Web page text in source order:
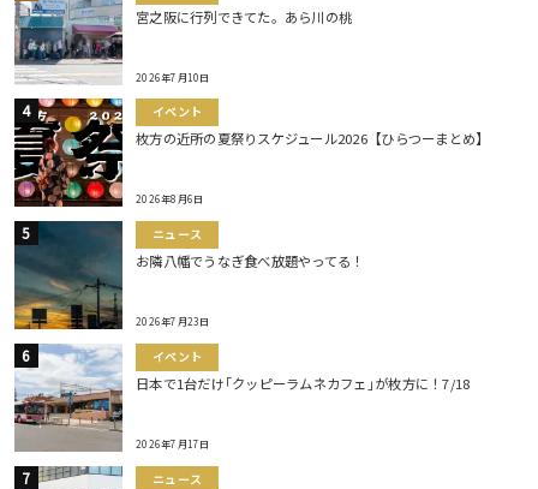
宮之阪に行列できてた。あら川の桃
2026年7月10日
イベント
枚方の近所の夏祭りスケジュール2026【ひらつーまとめ】
2026年8月6日
ニュース
お隣八幡でうなぎ食べ放題やってる！
2026年7月23日
イベント
日本で1台だけ｢クッピーラムネカフェ｣が枚方に！7/18
2026年7月17日
ニュース